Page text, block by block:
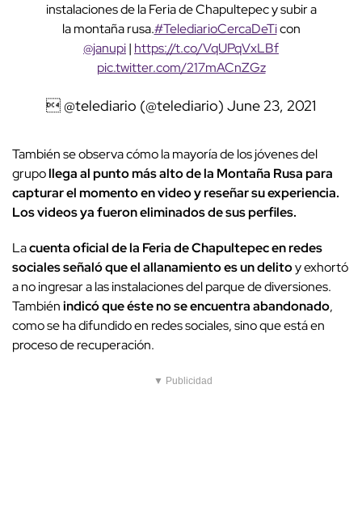
instalaciones de la Feria de Chapultepec y subir a
la montaña rusa.#TelediarioCercaDeTicon
@janupi| https://t.co/VqUPqVxLBf
pic.twitter.com/217mACnZGz
 @telediario (@telediario) June 23, 2021
También se observa cómo la mayoría de los jóvenes del
grupollega al punto más alto de la Montaña Rusa para
capturar el momento en video y reseñar su experiencia.
Los videos ya fueron eliminados de sus perfiles.
Lacuenta oficial de la Feria de Chapultepec en redes
sociales señaló que el allanamiento es un delitoy exhortó
a no ingresar a las instalaciones del parque de diversiones.
Tambiénindicó que éste no se encuentra abandonado,
como se ha difundido en redes sociales, sino que está en
proceso de recuperación.
▼ Publicidad